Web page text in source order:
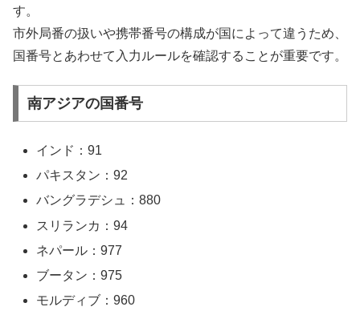
す。
市外局番の扱いや携帯番号の構成が国によって違うため、
国番号とあわせて入力ルールを確認することが重要です。
南アジアの国番号
インド：91
パキスタン：92
バングラデシュ：880
スリランカ：94
ネパール：977
ブータン：975
モルディブ：960